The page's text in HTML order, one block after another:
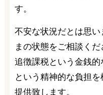
す。
不安な状況だとは思
まの状態をご相談くだ
追徴課税という金銭
という精神的な負担
提供致します。